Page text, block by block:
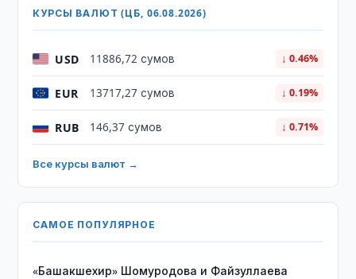
КУРСЫ ВАЛЮТ (ЦБ, 06.08.2026)
USD 11886,72 сумов ↓ 0.46%
EUR 13717,27 сумов ↓ 0.19%
RUB 146,37 сумов ↓ 0.71%
Все курсы валют →
САМОЕ ПОПУЛЯРНОЕ
«Башакшехир» Шомуродова и Файзуллаева